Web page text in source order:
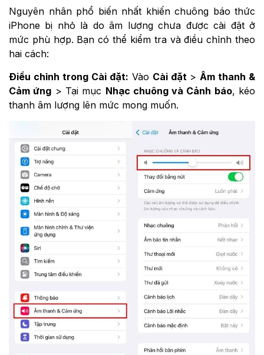
Nguyên nhân phổ biến nhất khiến chuông báo thức
iPhone bị nhỏ là do âm lượng chưa được cài đặt ở
mức phù hợp. Bạn có thể kiểm tra và điều chỉnh theo
hai cách:
Điều chỉnh trong Cài đặt: Vào Cài đặt > Âm thanh &
Cảm ứng > Tại mục Nhạc chuông và Cảnh báo, kéo
thanh âm lượng lên mức mong muốn.